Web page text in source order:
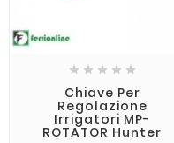
    
Chiave Per
Regolazione
Irrigatori MP-
ROTATOR Hunter